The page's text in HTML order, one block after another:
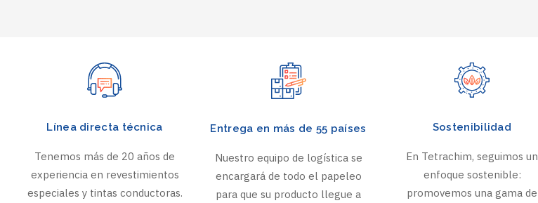
Línea directa técnica
Tenemos más de 20 años de
experiencia en revestimientos
especiales y tintas conductoras.
Entrega en más de 55 países
Nuestro equipo de logística se
encargará de todo el papeleo
para que su producto llegue a
Sostenibilidad
En Tetrachim, seguimos un
enfoque sostenible:
promovemos una gama de